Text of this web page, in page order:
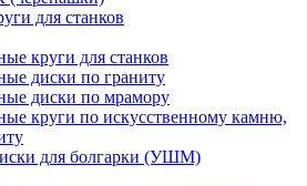
для станков
круги для станков
диски по граниту
диски по мрамору
круги по искусственному камню,
для болгарки (УШМ)